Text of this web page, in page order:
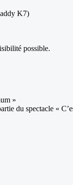
K7)
possible.
»
du spectacle «